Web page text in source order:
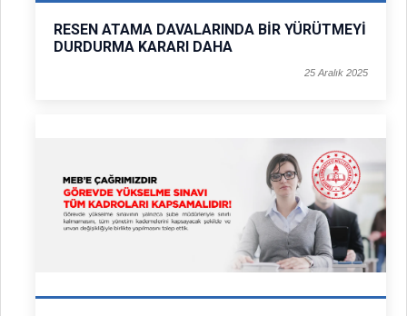
RESEN ATAMA DAVALARINDA BİR YÜRÜTMEYİ
DURDURMA KARARI DAHA
25 Aralık 2025